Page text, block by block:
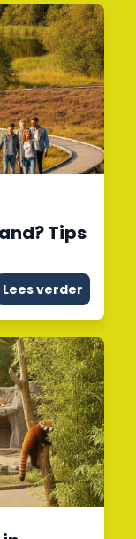
Tips
Lees verder